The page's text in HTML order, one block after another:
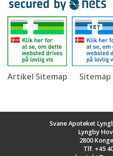
Artikel Sitemap Sitemap
Svane Apoteket
Lyngby
2800
Tlf. +45